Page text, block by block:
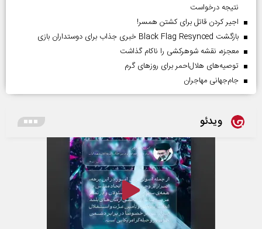
نتیجه درخواست
اجیر کردن قاتل برای کشتن همسر!
بازگشت Black Flag Resynced خبری جذاب برای دوستداران بازی
معجزه، نقشه شوهرکشی را ناکام گذاشت
توصیه‌های هلال‌احمر برای روز‌های گرم
جام‌جهانی مهاجران
ویدئو